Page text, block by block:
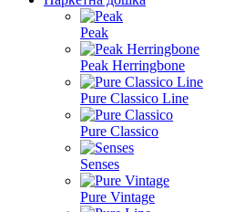
Peak
Peak Herringbone
Pure Classico Line
Pure Classico
Senses
Pure Vintage